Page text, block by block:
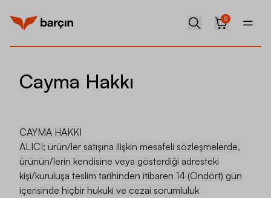
0
Cayma Hakkı
CAYMA HAKKI
ALICI; ürün/ler satışına ilişkin mesafeli sözleşmelerde,
ürünün/lerin kendisine veya gösterdiği adresteki
kişi/kuruluşa teslim tarihinden itibaren 14 (Ondört) gün
içerisinde hiçbir hukuki ve cezai sorumluluk